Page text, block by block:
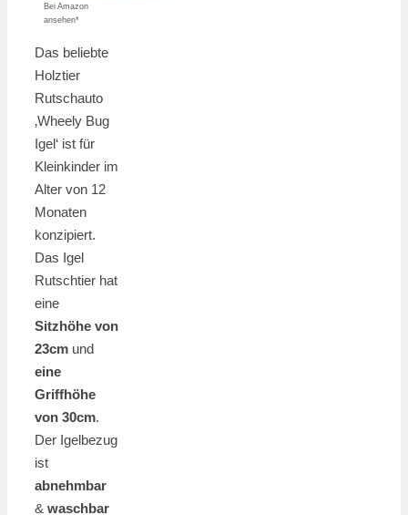
Bei Amazon
ansehen*
Das beliebte
Holztier
Rutschauto
‚Wheely Bug
Igel‘ ist für
Kleinkinder im
Alter von 12
Monaten
konzipiert.
Das Igel
Rutschtier hat
eine
Sitzhöhe von
23cm und
eine
Griffhöhe
von 30cm.
Der Igelbezug
ist
abnehmbar
& waschbar